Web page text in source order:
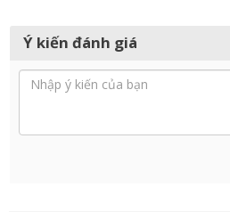
Ý kiến đánh giá